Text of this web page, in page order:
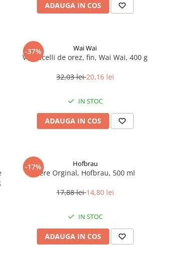
ADAUGA IN COS
-37% Wai Wai
Vermicelli de orez, fin, Wai Wai, 400 g
32,03 lei20,16 lei
IN STOC
ADAUGA IN COS
-17% Hofbrau
Bere Orginal, Hofbrau, 500 ml
17,88 lei14,80 lei
IN STOC
ADAUGA IN COS